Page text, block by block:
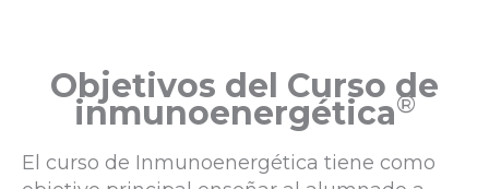
Objetivos del Curso de
inmunoenergética®
El curso de Inmunoenergética tiene como